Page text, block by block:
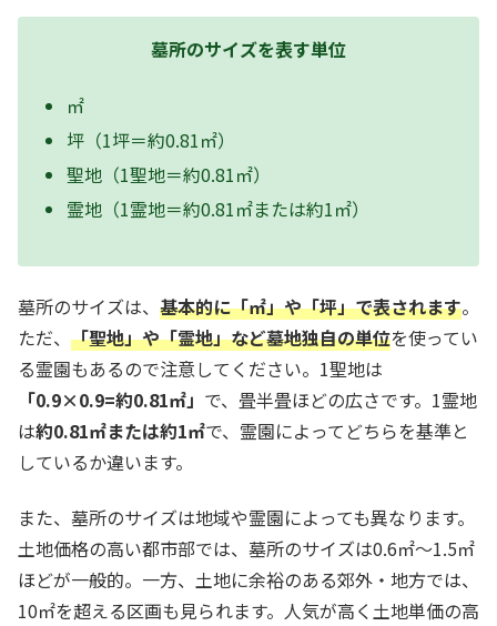
墓所のサイズを表す単位
㎡
坪（1坪＝約0.81㎡）
聖地（1聖地＝約0.81㎡）
霊地（1霊地＝約0.81㎡または約1㎡）
墓所のサイズは、 基本的に「㎡」や「坪」で表されます。
ただ、 「聖地」や「霊地」など墓地独自の単位を使ってい
る霊園もあるので注意してください。1聖地は
「0.9×0.9=約0.81㎡」 で、畳半畳ほどの広さです。1霊地
は約0.81㎡または約1㎡で、霊園によってどちらを基準と
しているか違います。
また、墓所のサイズは地域や霊園によっても異なります。
土地価格の高い都市部では、墓所のサイズは0.6㎡〜1.5㎡
ほどが一般的。一方、土地に余裕のある郊外・地方では、
10㎡を超える区画も見られます。人気が高く土地単価の高